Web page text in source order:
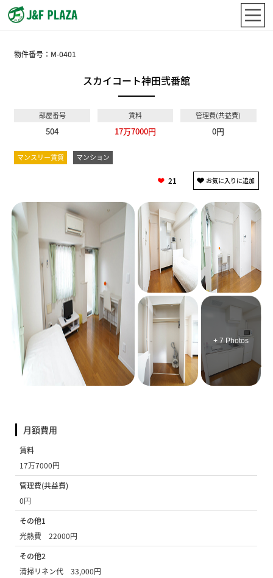
物件番号： M-0401
スカイコート神田弐番館
部屋番号
504
賃料
17万7000円
管理費(共益費)
0円
マンスリー賃貸 マンション
21
+ 7 Photos
月額費用
賃料
17万7000円
管理費(共益費)
0円
その他1
光熱費 22000円
その他2
清掃リネン代 33,000円